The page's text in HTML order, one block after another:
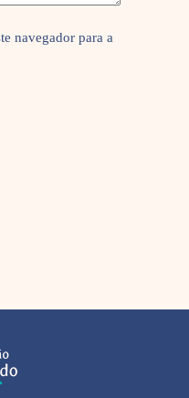
navegador para a